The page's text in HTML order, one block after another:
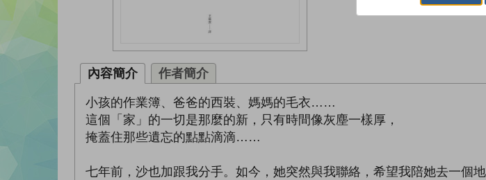
內容簡介 作者簡介
小孩的作業簿、爸爸的西裝、媽媽的毛衣……
這個「家」的一切是那麼的新，只有時間像灰塵一樣厚，
掩蓋住那些遺忘的點點滴滴……
七年前，沙也加跟我分手。如今，她突然與我聯絡，希望我陪她去一個